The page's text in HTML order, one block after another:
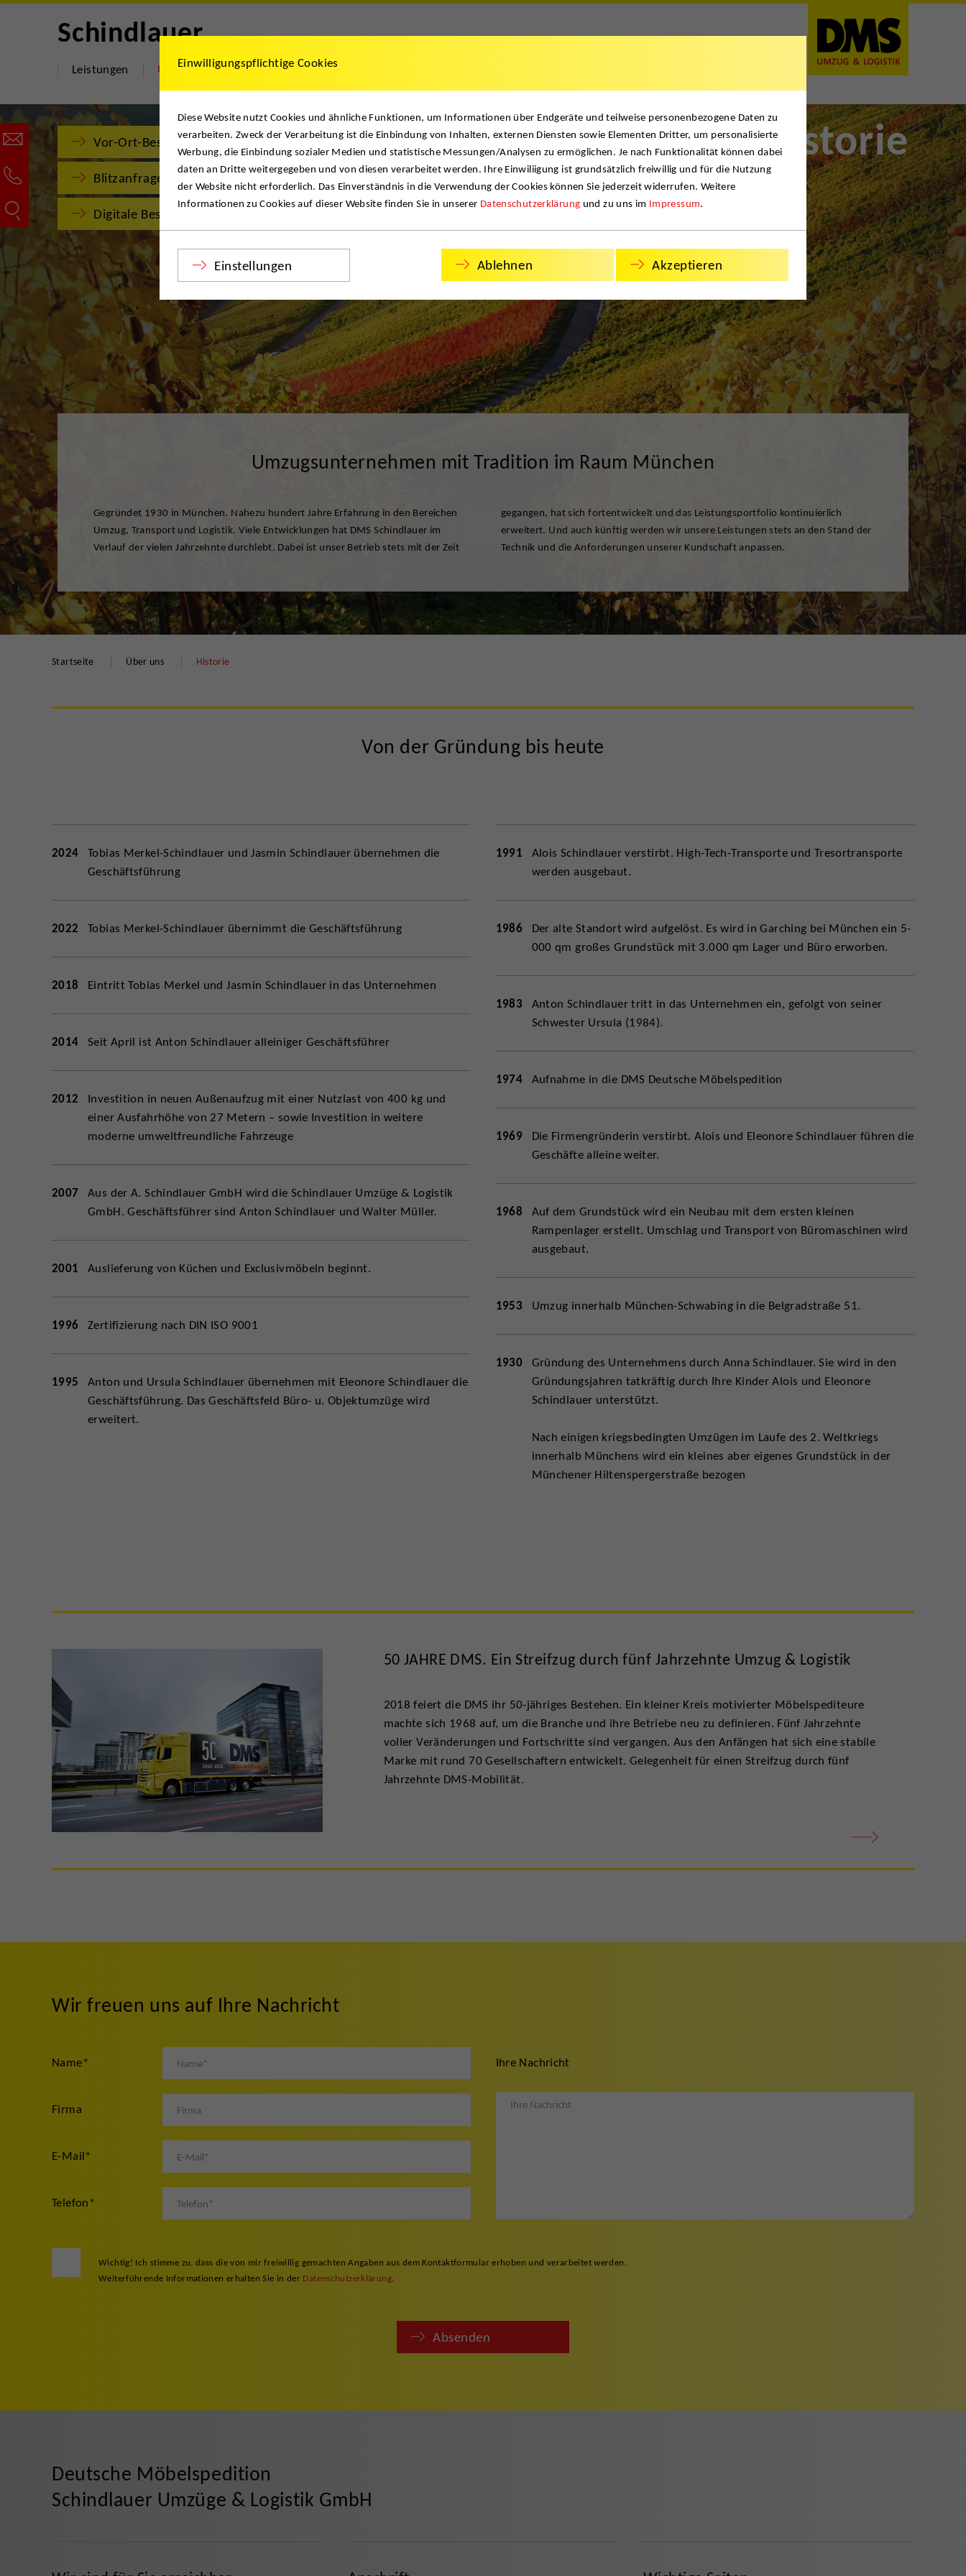
Schindlauer
Leistungen Über uns Jobs Hilfe & Dokumente
Vor-Ort-Besichtigung
Blitzanfrage
Digitale Besichtigung
Historie
Umzugsunternehmen mit Tradition im Raum München
Gegründet 1930 in München. Nahezu hundert Jahre Erfahrung in den Bereichen
Umzug, Transport und Logistik. Viele Entwicklungen hat DMS Schindlauer im
Verlauf der vielen Jahrzehnte durchlebt. Dabei ist unser Betrieb stets mit der Zeit
gegangen, hat sich fortentwickelt und das Leistungsportfolio kontinuierlich
erweitert. Und auch künftig werden wir unsere Leistungen stets an den Stand der
Technik und die Anforderungen unserer Kundschaft anpassen.
Startseite Über uns Historie
Von der Gründung bis heute
2024
Tobias Merkel-Schindlauer und Jasmin Schindlauer übernehmen die
Geschäftsführung
2022 Tobias Merkel-Schindlauer übernimmt die Geschäftsführung
2018 Eintritt Tobias Merkel und Jasmin Schindlauer in das Unternehmen
2014 Seit April ist Anton Schindlauer alleiniger Geschäftsführer
2012
Investition in neuen Außenaufzug mit einer Nutzlast von 400 kg und
einer Ausfahrhöhe von 27 Metern – sowie Investition in weitere
moderne umweltfreundliche Fahrzeuge
2007
Aus der A. Schindlauer GmbH wird die Schindlauer Umzüge & Logistik
GmbH. Geschäftsführer sind Anton Schindlauer und Walter Müller.
2001 Auslieferung von Küchen und Exclusivmöbeln beginnt.
1996 Zertifizierung nach DIN ISO 9001
1995
Anton und Ursula Schindlauer übernehmen mit Eleonore Schindlauer die
Geschäftsführung. Das Geschäftsfeld Büro- u. Objektumzüge wird
erweitert.
1991
Alois Schindlauer verstirbt. High-Tech-Transporte und Tresortransporte
werden ausgebaut.
1986
Der alte Standort wird aufgelöst. Es wird in Garching bei München ein 5-
000 qm großes Grundstück mit 3.000 qm Lager und Büro erworben.
1983
Anton Schindlauer tritt in das Unternehmen ein, gefolgt von seiner
Schwester Ursula (1984).
1974 Aufnahme in die DMS Deutsche Möbelspedition
1969
Die Firmengründerin verstirbt. Alois und Eleonore Schindlauer führen die
Geschäfte alleine weiter.
1968
Auf dem Grundstück wird ein Neubau mit dem ersten kleinen
Rampenlager erstellt. Umschlag und Transport von Büromaschinen wird
ausgebaut.
1953 Umzug innerhalb München-Schwabing in die Belgradstraße 51.
1930
Gründung des Unternehmens durch Anna Schindlauer. Sie wird in den
Gründungsjahren tatkräftig durch Ihre Kinder Alois und Eleonore
Schindlauer unterstützt.
Nach einigen kriegsbedingten Umzügen im Laufe des 2. Weltkriegs
innerhalb Münchens wird ein kleines aber eigenes Grundstück in der
Münchener Hiltenspergerstraße bezogen
50 JAHRE DMS. Ein Streifzug durch fünf Jahrzehnte Umzug & Logistik
2018 feiert die DMS ihr 50-jähriges Bestehen. Ein kleiner Kreis motivierter Möbelspediteure
machte sich 1968 auf, um die Branche und ihre Betriebe neu zu definieren. Fünf Jahrzehnte
voller Veränderungen und Fortschritte sind vergangen. Aus den Anfängen hat sich eine stabile
Marke mit rund 70 Gesellschaftern entwickelt. Gelegenheit für einen Streifzug durch fünf
Jahrzehnte DMS-Mobilität.
Wir freuen uns auf Ihre Nachricht
Name*
Firma
E-Mail*
Telefon*
Ihre Nachricht
Wichtig! Ich stimme zu, dass die von mir freiwillig gemachten Angaben aus dem Kontaktformular erhoben und verarbeitet werden.
Weiterführende Informationen erhalten Sie in der Datenschutzerklärung.
Absenden
Deutsche Möbelspedition
Schindlauer Umzüge & Logistik GmbH
Einwilligungspflichtige Cookies
Diese Website nutzt Cookies und ähnliche Funktionen, um Informationen über Endgeräte und teilweise personenbezogene Daten zu
verarbeiten. Zweck der Verarbeitung ist die Einbindung von Inhalten, externen Diensten sowie Elementen Dritter, um personalisierte
Werbung, die Einbindung sozialer Medien und statistische Messungen/Analysen zu ermöglichen. Je nach Funktionalität können dabei
daten an Dritte weitergegeben und von diesen verarbeitet werden. Ihre Einwiliigung ist grundsätzlich freiwillig und für die Nutzung
der Website nicht erforderlich. Das Einverständnis in die Verwendung der Cookies können Sie jederzeit widerrufen. Weitere
Informationen zu Cookies auf dieser Website finden Sie in unserer Datenschutzerklärung und zu uns im Impressum.
Einstellungen Ablehnen Akzeptieren